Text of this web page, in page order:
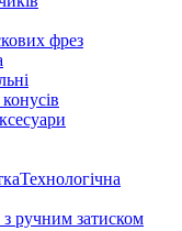
фрез
Технологічна
ручним затиском